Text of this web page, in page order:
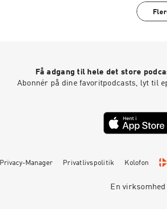
Få adgang til hele det store
Abonnér på dine favoritpodcasts, lyt til
Privacy-Manager Privatlivspolitik Kolofon
En